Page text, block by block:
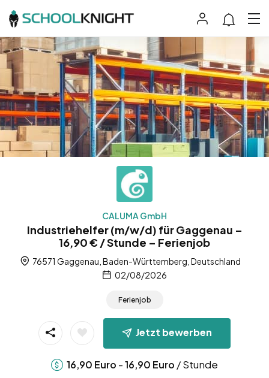
CALUMA GmbH
Industriehelfer (m/w/d) für Gaggenau –
16,90 € / Stunde – Ferienjob
76571 Gaggenau, Baden-Württemberg, Deutschland
02/08/2026
Ferienjob
Jetzt bewerben
16,90 Euro -16,90 Euro / Stunde